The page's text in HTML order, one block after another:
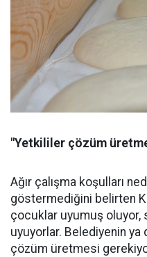
"Yetkililer çözüm
Ağır çalışma koşulları
göstermediğini belirten
çocuklar uyumuş oluyor,
uyuyorlar. Belediyenin
çözüm üretmesi